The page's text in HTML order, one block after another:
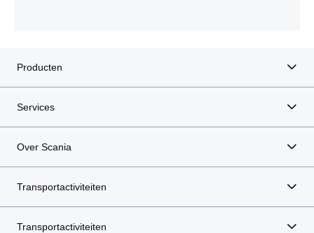
Producten
Services
Over Scania
Transportactiviteiten
Transportactiviteiten